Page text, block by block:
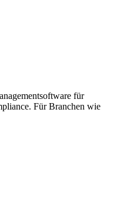
für
Für Branchen wie